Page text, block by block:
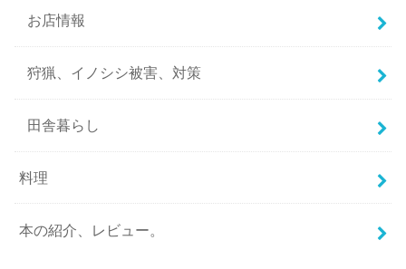
お店情報
狩猟、イノシシ被害、対策
田舎暮らし
料理
本の紹介、レビュー。